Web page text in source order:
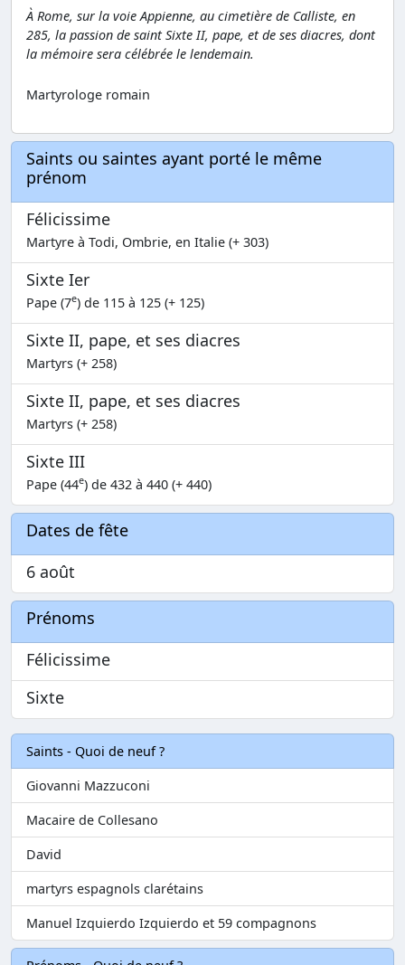
À Rome, sur la voie Appienne, au cimetière de Calliste, en
285, la passion de saint Sixte II, pape, et de ses diacres, dont
la mémoire sera célébrée le lendemain.
Martyrologe romain
Saints ou saintes ayant porté le même
prénom
Félicissime
Martyre à Todi, Ombrie, en Italie (+ 303)
Sixte Ier
Pape (7e) de 115 à 125 (+ 125)
Sixte II, pape, et ses diacres
Martyrs (+ 258)
Sixte II, pape, et ses diacres
Martyrs (+ 258)
Sixte III
Pape (44e) de 432 à 440 (+ 440)
Dates de fête
6 août
Prénoms
Félicissime
Sixte
Saints - Quoi de neuf ?
Giovanni Mazzuconi
Macaire de Collesano
David
martyrs espagnols clarétains
Manuel Izquierdo Izquierdo et 59 compagnons